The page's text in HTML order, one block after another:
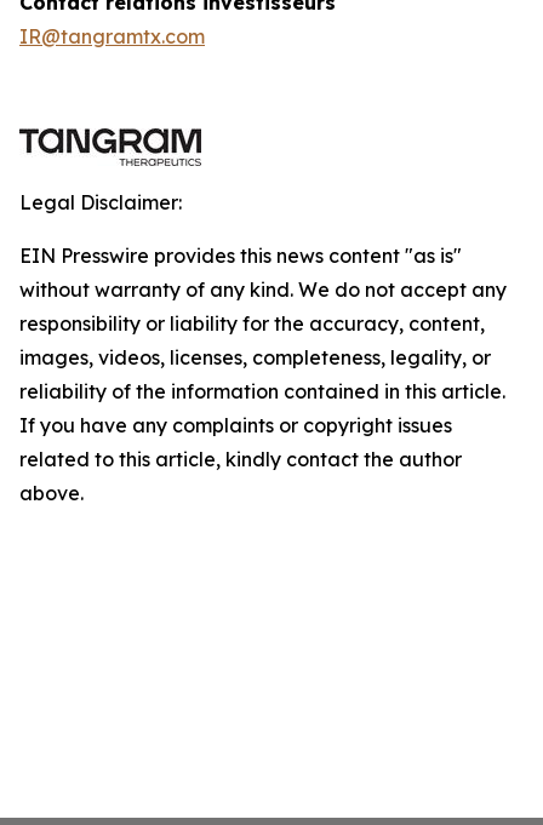
IR@tangramtx.com
Legal Disclaimer:
EIN Presswire provides this news content "as is"
without warranty of any kind. We do not accept any
responsibility or liability for the accuracy, content,
images, videos, licenses, completeness, legality, or
reliability of the information contained in this article.
If you have any complaints or copyright issues
related to this article, kindly contact the author
above.